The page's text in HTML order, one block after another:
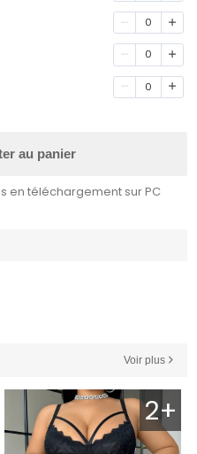
0
0
0
au panier
en téléchargement sur PC
Voir plus
2+